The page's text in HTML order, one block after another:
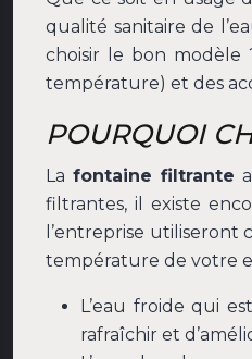
qualité sanitaire de
choisir le bon modèle
température) et des
POURQUOI
Lafontaine filtrante
filtrantes, il existe
l’entreprise
température de votre
L’eau froide qui
rafraîchir et